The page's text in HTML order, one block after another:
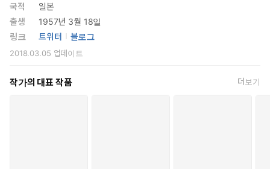
국적
일본
출생
1957년 3월 18일
링크
트위터 블로그
2018.03.05 업데이트
작가의 대표 작품 더보기